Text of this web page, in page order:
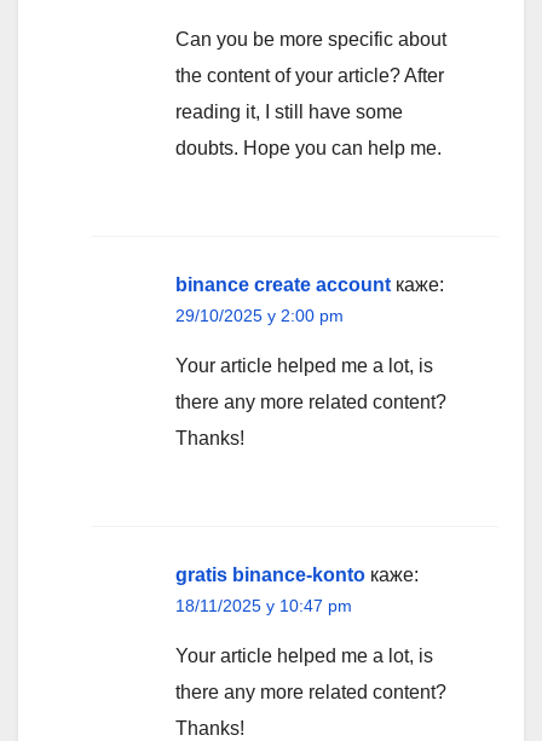
Can you be more specific about
the content of your article? After
reading it, I still have some
doubts. Hope you can help me.
binance create account каже:
29/10/2025 у 2:00 pm
Your article helped me a lot, is
there any more related content?
Thanks!
gratis binance-konto каже:
18/11/2025 у 10:47 pm
Your article helped me a lot, is
there any more related content?
Thanks!